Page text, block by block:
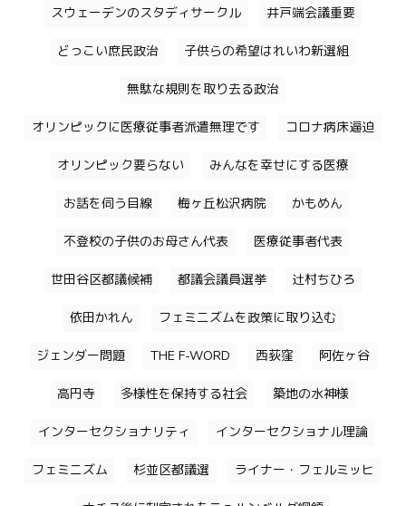
スウェーデンのスタディサークル 井戸端会議重要
どっこい庶民政治 子供らの希望はれいわ新選組
無駄な規則を取り去る政治
オリンピックに医療従事者派遣無理です コロナ病床逼迫
オリンピック要らない みんなを幸せにする医療
お話を伺う目線 梅ヶ丘松沢病院 かもめん
不登校の子供のお母さん代表 医療従事者代表
世田谷区都議候補 都議会議員選挙 辻村ちひろ
依田かれん フェミニズムを政策に取り込む
ジェンダー問題 THE F-WORD 西荻窪 阿佐ヶ谷
高円寺 多様性を保持する社会 築地の水神様
インターセクショナリティ インターセクショナル理論
フェミニズム 杉並区都議選 ライナー・フェルミッヒ